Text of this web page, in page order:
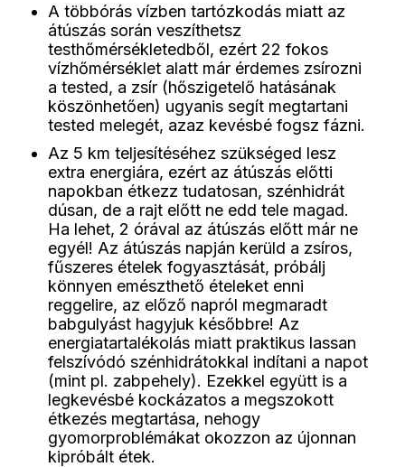
A többórás vízben tartózkodás miatt az
átúszás során veszíthetsz
testhőmérsékletedből, ezért 22 fokos
vízhőmérséklet alatt már érdemes zsírozni
a tested, a zsír (hőszigetelő hatásának
köszönhetően) ugyanis segít megtartani
tested melegét, azaz kevésbé fogsz fázni.
Az 5 km teljesítéséhez szükséged lesz
extra energiára, ezért az átúszás előtti
napokban étkezz tudatosan, szénhidrát
dúsan, de a rajt előtt ne edd tele magad.
Ha lehet, 2 órával az átúszás előtt már ne
egyél! Az átúszás napján kerüld a zsíros,
fűszeres ételek fogyasztását, próbálj
könnyen emészthető ételeket enni
reggelire, az előző napról megmaradt
babgulyást hagyjuk későbbre! Az
energiatartalékolás miatt praktikus lassan
felszívódó szénhidrátokkal indítani a napot
(mint pl. zabpehely). Ezekkel együtt is a
legkevésbé kockázatos a megszokott
étkezés megtartása, nehogy
gyomorproblémákat okozzon az újonnan
kipróbált étek.